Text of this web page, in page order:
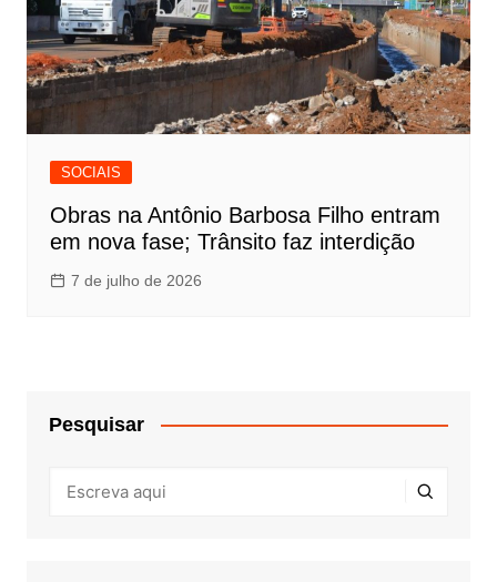
SOCIAIS
Obras na Antônio Barbosa Filho entram
em nova fase; Trânsito faz interdição
7 de julho de 2026
Pesquisar